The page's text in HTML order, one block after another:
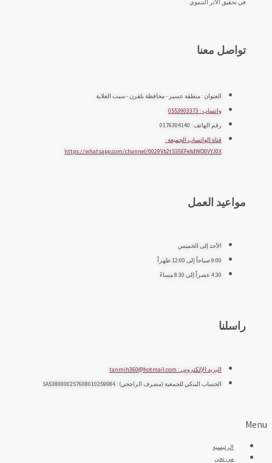
في تحقيق الأثر التنموي .
تواصل معنا
العنوان : منطقة عسير - محافظة بلقرن - سبت العلاية
واتساب : 0553903373
رقم الهاتف : 0176304140
قناة الواتساب الجميعة :
https://whatsapp.com/channel/0029Vb2tSS5EFeXdWO0VYJ0X
مواعيد العمل
الأحد إلى الخميس
9:00 صباحاً إلى 12:00 ظهراً
4:30 عصراً إلى 8:30 مساءً
راسلنا
البريد الإلكتروني : tanmih360@hotmail.com
الحساب البنكي للجمعية (مصرف الراجحي) : SA5380000257608010259984
Menu
الرئيسية
من نحن